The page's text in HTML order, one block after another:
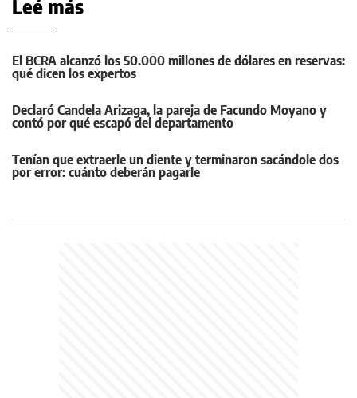
Leé más
El BCRA alcanzó los 50.000 millones de dólares en reservas:
qué dicen los expertos
Declaró Candela Arizaga, la pareja de Facundo Moyano y
contó por qué escapó del departamento
Tenían que extraerle un diente y terminaron sacándole dos
por error: cuánto deberán pagarle